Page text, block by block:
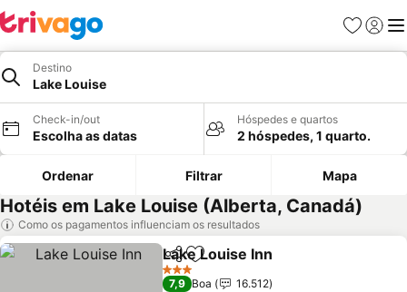
Favoritos
Iniciar
Destino
Lake Louise
Check-in/out
Escolha as datas
Hóspedes e quartos
2 hóspedes, 1 quarto.
Ordenar Filtrar Mapa
Hotéis em Lake Louise (Alberta, Canadá)
Como os pagamentos influenciam os resultados
PartilharAdicionar aos favoritos
Lake Louise Inn
3 Estrelas
7,9 Boa
16.512